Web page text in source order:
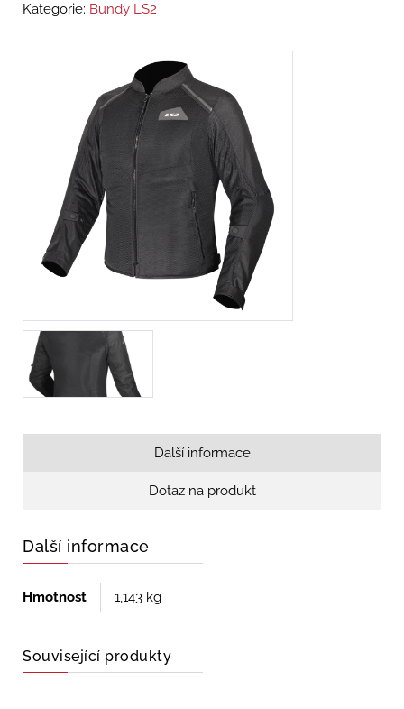
Kategorie: Bundy LS2
Další informace
Dotaz na produkt
Další informace
Hmotnost 1,143 kg
Související produkty